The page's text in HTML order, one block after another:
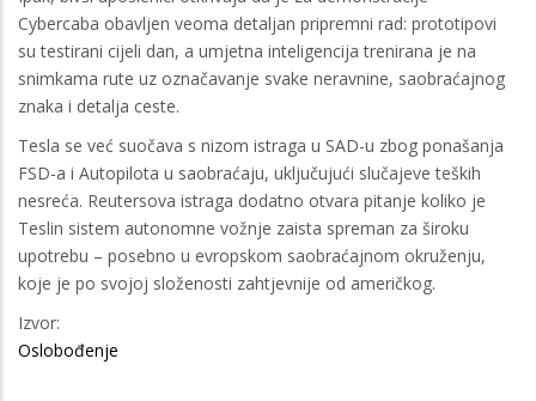
Cybercaba obavljen veoma detaljan pripremni rad: prototipovi
su testirani cijeli dan, a umjetna inteligencija trenirana je na
snimkama rute uz označavanje svake neravnine, saobraćajnog
znaka i detalja ceste.
Tesla se već suočava s nizom istraga u SAD-u zbog ponašanja
FSD-a i Autopilota u saobraćaju, uključujući slučajeve teških
nesreća. Reutersova istraga dodatno otvara pitanje koliko je
Teslin sistem autonomne vožnje zaista spreman za široku
upotrebu – posebno u evropskom saobraćajnom okruženju,
koje je po svojoj složenosti zahtjevnije od američkog.
Izvor:
Oslobođenje